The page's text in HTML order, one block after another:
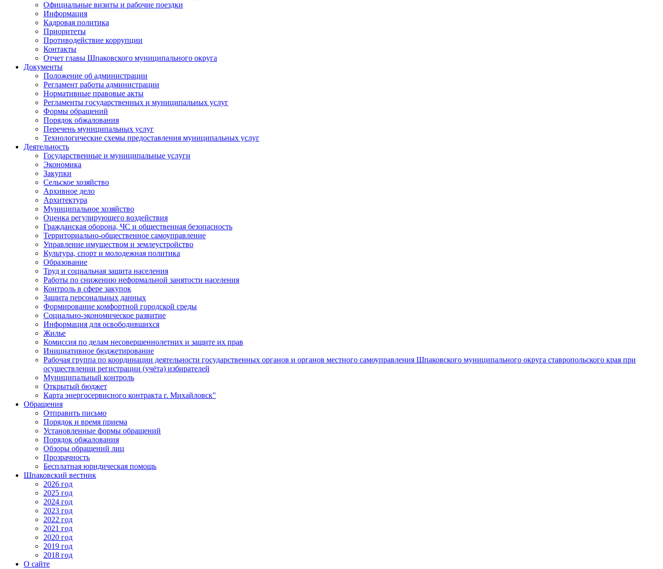
Официальные визиты и рабочие поездки
Информация
Кадровая политика
Приоритеты
Противодействие коррупции
Контакты
Отчет главы Шпаковского муниципального округа
Документы
Положение об администрации
Регламент работы администрации
Нормативные правовые акты
Регламенты государственных и муниципальных услуг
Формы обращений
Порядок обжалования
Перечень муниципальных услуг
Технологические схемы предоставления муниципальных услуг
Деятельность
Государственные и муниципальные услуги
Экономика
Закупки
Сельское хозяйство
Архивное дело
Архитектура
Муниципальное хозяйство
Оценка регулирующего воздействия
Гражданская оборона, ЧС и общественная безопасность
Территориально-общественное самоуправление
Управление имуществом и землеустройство
Культура, спорт и молодежная политика
Образование
Труд и социальная защита населения
Работы по снижению неформальной занятости населения
Контроль в сфере закупок
Защита персональных данных
Формирование комфортной городской среды
Социально-экономическое развитие
Информация для освободившихся
Жилье
Комиссия по делам несовершеннолетних и защите их прав
Инициативное бюджетирование
Рабочая группа по координации деятельности государственных органов и органов местного самоуправления Шпаковского муниципального округа ставропольского края при
осуществлении регистрации (учёта) избирателей
Муниципальный контроль
Открытый бюджет
Карта энергосервисного контракта г. Михайловск"
Обращения
Отправить письмо
Порядок и время приема
Установленные формы обращений
Порядок обжалования
Обзоры обращений лиц
Прозрачность
Бесплатная юридическая помощь
Шпаковский вестник
2026 год
2025 год
2024 год
2023 год
2022 год
2021 год
2020 год
2019 год
2018 год
О сайте